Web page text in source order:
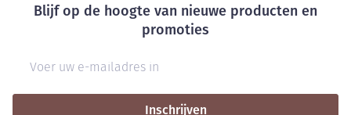
Blijf op de hoogte van nieuwe producten en
promoties
Inschrijven